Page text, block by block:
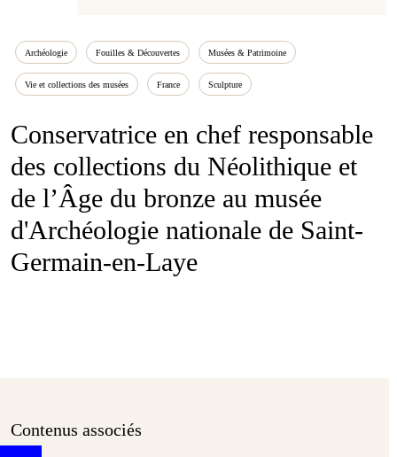
Archéologie Fouilles & Découvertes Musées & Patrimoine
Vie et collections des musées France Sculpture
Conservatrice en chef responsable
des collections du Néolithique et
de l’Âge du bronze au musée
d'Archéologie nationale de Saint-
Germain-en-Laye
Contenus associés